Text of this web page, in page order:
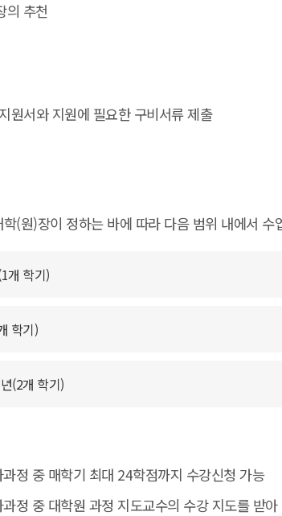
의 추천
원서와 지원에 필요한 구비서류 제출
(원)장이 정하는 바에 따라 다음 범위 내에서 수
개 학기)
학기)
(2개 학기)
정 중 매학기 최대 24학점까지 수강신청 가능
정 중 대학원 과정 지도교수의 수강 지도를 받